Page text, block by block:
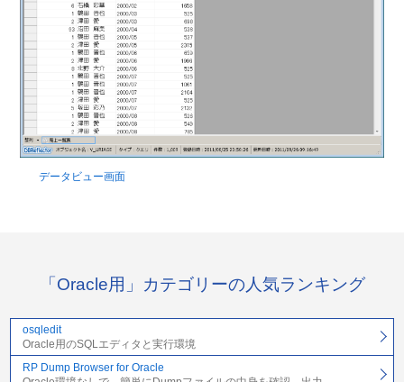
データビュー画面
「Oracle用」カテゴリーの人気ランキング
osqledit
Oracle用のSQLエディタと実行環境
RP Dump Browser for Oracle